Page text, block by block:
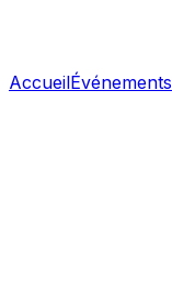
AccueilÉvénements